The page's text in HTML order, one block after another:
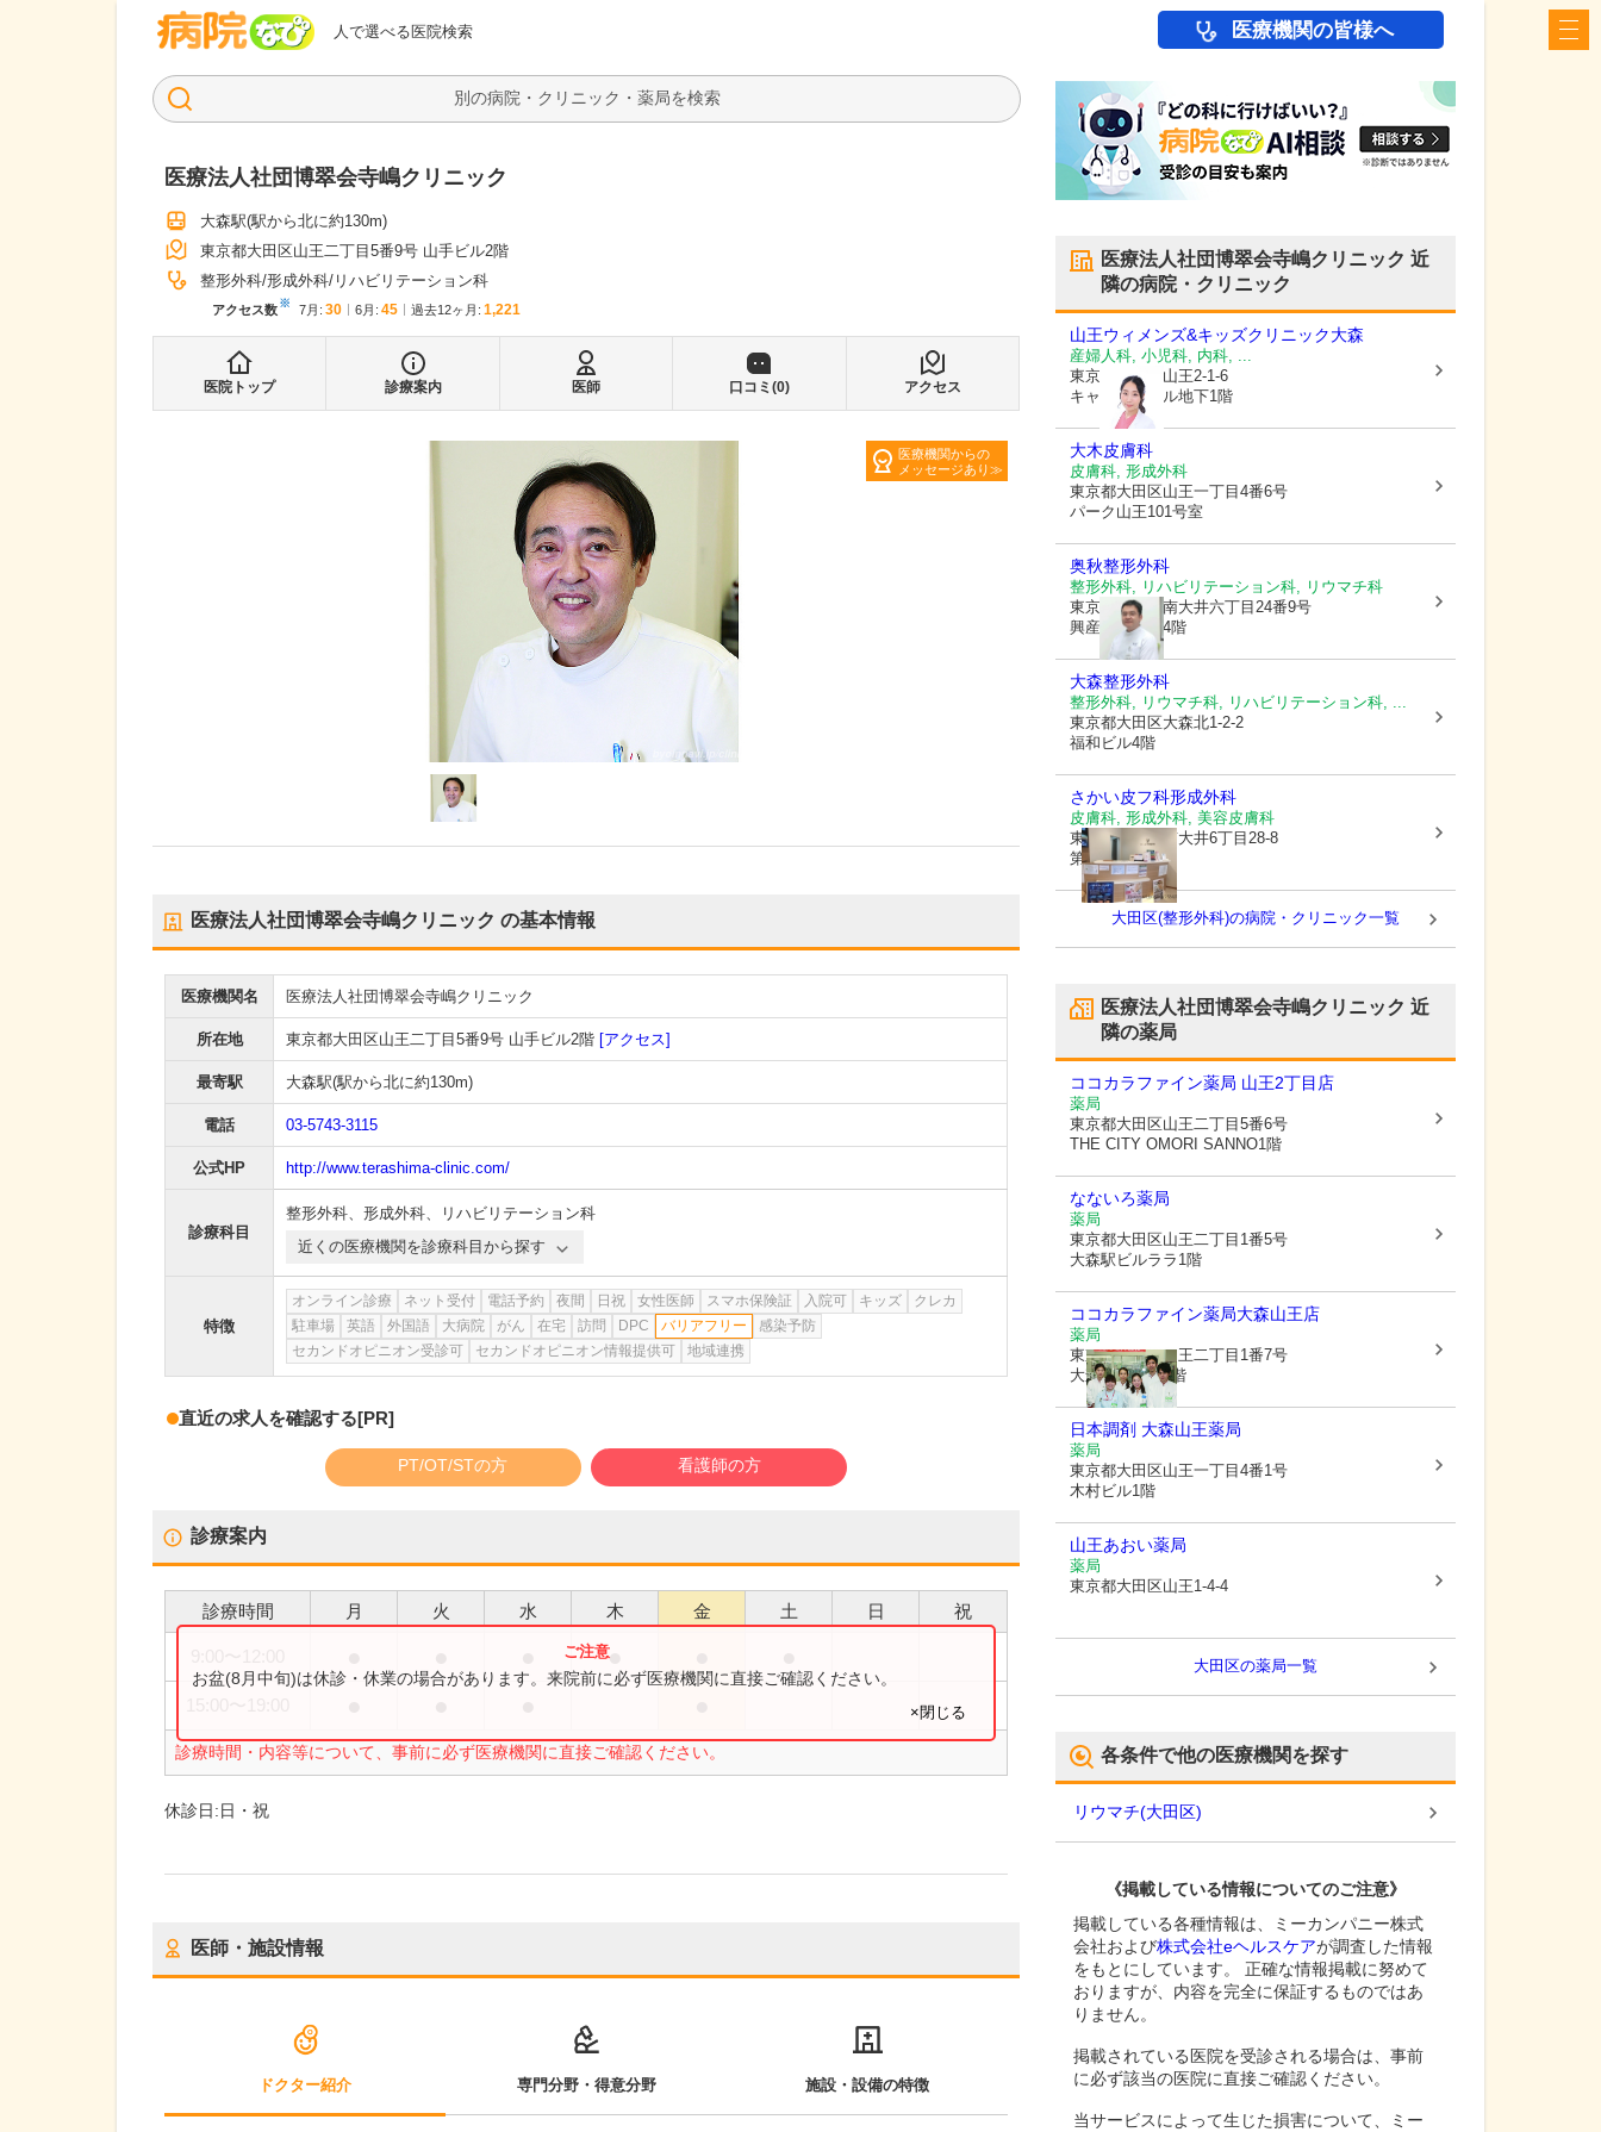
人で選べる医院検索
病院なび 医療機関の皆様へ
検索
医療法人社団博翠会寺嶋クリニック
大森駅(駅から北に約130m)
東京都大田区山王二丁目5番9号 山手ビル2階
整形外科 形成外科 リハビリテーション科
アクセス数※ 7月 : 30 6月 : 45 過去12ヶ月: 1,221
医院トップ 診療案内 医師 口コミ(0) アクセス
医療機関からの
メッセージあり
医療法人社団博翠会寺嶋クリニック の基本情報
医療機関名 医療法人社団博翠会寺嶋クリニック
所在地 東京都大田区山王二丁目5番9号 山手ビル2階 [アクセス]
最寄駅 大森駅(駅から北に約130m)
電話 03-5743-3115
公式HP http://www.terashima-clinic.com/
診療科目
整形外科、 形成外科、
リハビリテーション科
近くの医療機関を診療科目から探す
特徴
オンライン診療 ネット受付 電話予約 夜間 日祝 女性医師 スマホ保険証 入院可 キッズ
クレカ
駐車場
英語 外国語 大病院 がん 在宅 訪問 DPC バリアフリー
感染予防
セカンドオピニオン受診可
セカンドオピニオン情報提供可 地域連携
直近の求人を確認する[PR]
PT/OT/STの方 看護師の方
診療案内
診療時間 月 火 水 木 金 土 日 祝
●
診療時間・内容等について、事前に必ず医療機関に直接ご確認ください。
お盆(8月中旬)は休診・休業の場合があります。来院前に必ず医療機関に直接ご確認ください。
×閉じる
休診日:日・祝
医師・施設情報
ドクター紹介 専門分野・得意分野 施設・設備の特徴
医療法人社団博翠会寺嶋クリニック 近
隣の病院・クリニック
山王ウィメンズ&キッズクリニック大森
産婦人科, 小児科, 内科, ...
東京都大田区 山王2-1-6
キャビックビル地下1階
大木皮膚科
皮膚科, 形成外科
東京都大田区山王一丁目4番6号
パーク山王101号室
奥秋整形外科
整形外科, リハビリテーション科, リウマチ科
東京都品川区 南大井六丁目24番9号
興産大森ビル4階
大森整形外科
整形外科, リウマチ科, リハビリテーション科, ...
東京都大田区大森北1-2-2
福和ビル4階
さかい皮フ科形成外科
皮膚科, 形成外科, 美容皮膚科
東京都品川区
南大井6丁目28-8
第25東ビル5階
大田区(整形外科)の病院・クリニック一覧
医療法人社団博翠会寺嶋クリニック 近
隣の薬局
ココカラファイン薬局 山王2丁目店
薬局
東京都大田区山王二丁目5番6号
THE CITY OMORI SANNO1階
なないろ薬局
薬局
東京都大田区山王二丁目1番5号
大森駅ビルララ1階
ココカラファイン薬局大森山王店
薬局
東京都大田区山王二丁目1番7号
大森神興ビル1階
日本調剤 大森山王薬局
薬局
東京都大田区山王一丁目4番1号
木村ビル1階
山王あおい薬局
薬局
東京都大田区山王1-4-4
大田区の薬局一覧
各条件で他の医療機関を探す
リウマチ(大田区)
《掲載している情報についてのご注意》
掲載している各種情報は、ミーカンパニー株式
会社および株式会社eヘルスケアが調査した情報
をもとにしています。 正確な情報掲載に努めて
おりますが、内容を完全に保証するものではあ
りません。
掲載されている医院を受診される場合は、事前
に必ず該当の医院に直接ご確認ください。
当サービスによって生じた損害について、ミー